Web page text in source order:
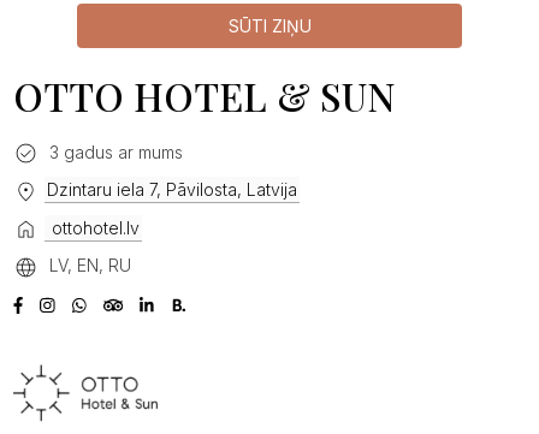
SŪTI ZIŅU
OTTO HOTEL & SUN
3 gadus ar mums
Dzintaru iela 7, Pāvilosta, Latvija
ottohotel.lv
LV, EN, RU